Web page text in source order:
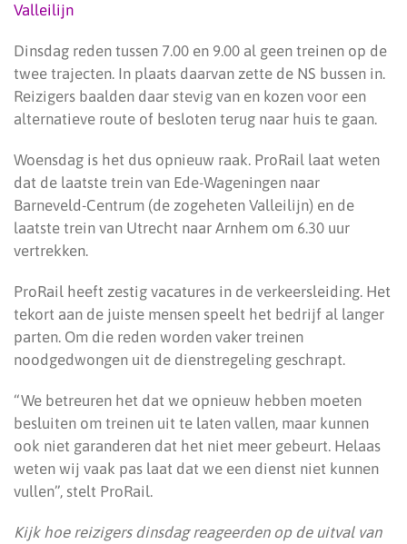
Valleilijn
Dinsdag reden tussen 7.00 en 9.00 al geen treinen op de
twee trajecten. In plaats daarvan zette de NS bussen in.
Reizigers baalden daar stevig van en kozen voor een
alternatieve route of besloten terug naar huis te gaan.
Woensdag is het dus opnieuw raak. ProRail laat weten
dat de laatste trein van Ede-Wageningen naar
Barneveld-Centrum (de zogeheten Valleilijn) en de
laatste trein van Utrecht naar Arnhem om 6.30 uur
vertrekken.
ProRail heeft zestig vacatures in de verkeersleiding. Het
tekort aan de juiste mensen speelt het bedrijf al langer
parten. Om die reden worden vaker treinen
noodgedwongen uit de dienstregeling geschrapt.
“We betreuren het dat we opnieuw hebben moeten
besluiten om treinen uit te laten vallen, maar kunnen
ook niet garanderen dat het niet meer gebeurt. Helaas
weten wij vaak pas laat dat we een dienst niet kunnen
vullen”, stelt ProRail.
Kijk hoe reizigers dinsdag reageerden op de uitval van